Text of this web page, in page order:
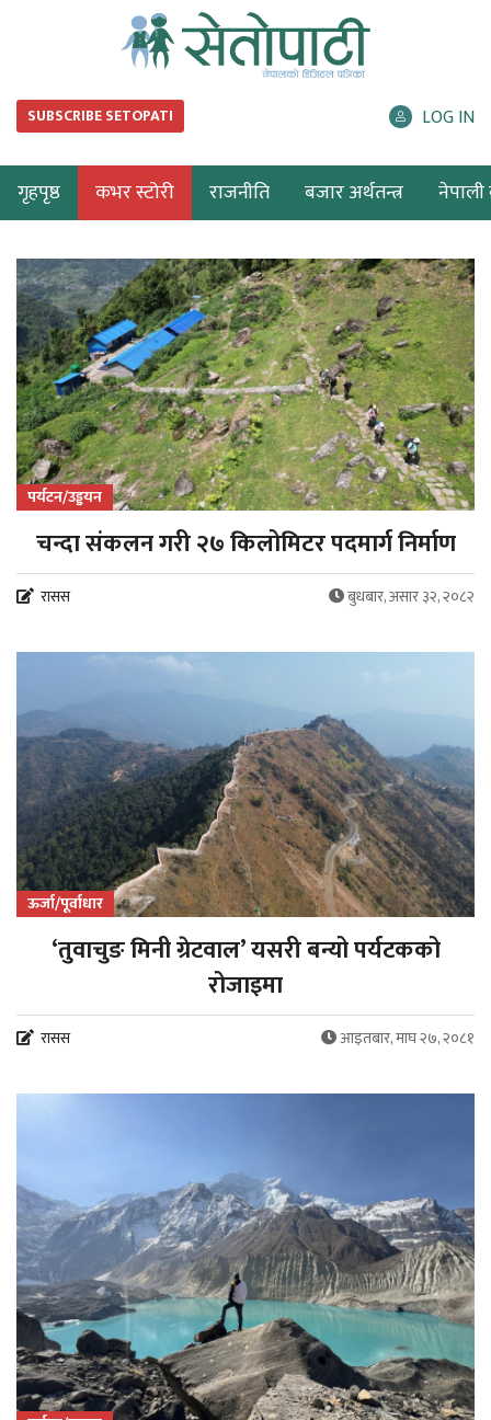
SUBSCRIBE SETOPATI LOG IN
गृहपृष्ठ कभर स्टोरी राजनीति बजार अर्थतन्त्र नेपाली
पर्यटन/उड्डयन
चन्दा संकलन गरी २७ किलोमिटर पदमार्ग निर्माण
रासस बुधबार, असार ३२, २०८२
ऊर्जा/पूर्वाधार
‘तुवाचुङ मिनी ग्रेटवाल’ यसरी बन्यो पर्यटकको
रोजाइमा
रासस आइतबार, माघ २७, २०८१